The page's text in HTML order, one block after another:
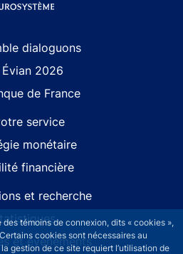
témoins de connexion, dits « cookies »,
cookies sont nécessaires au
gestion de ce site requiert l’utilisation de
dialoguons
Évian 2026
de France
service
monétaire
financière
et recherche
et événements